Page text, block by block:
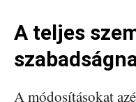
A teljes
A módosításokat